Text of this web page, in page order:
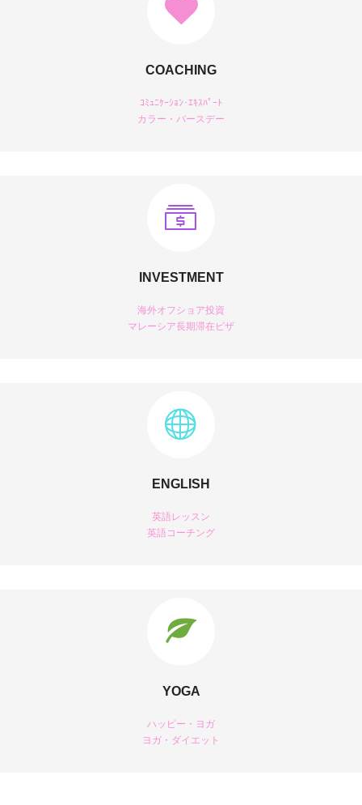
COACHING
ｺﾐｭﾆｹｰｼｮﾝ･ｴｷｽﾊﾟｰﾄ
カラー・バースデー
INVESTMENT
海外オフショア投資
マレーシア長期滞在ビザ
ENGLISH
英語レッスン
英語コーチング
YOGA
ハッピー・ヨガ
ヨガ・ダイエット